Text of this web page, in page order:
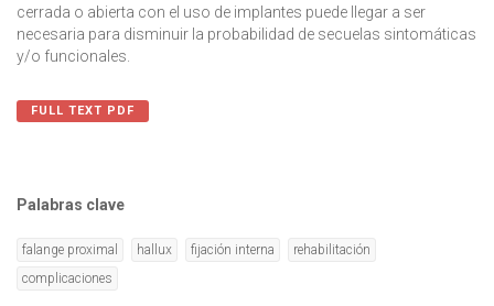
cerrada o abierta con el uso de implantes puede llegar a ser
necesaria para disminuir la probabilidad de secuelas sintomáticas
y/o funcionales.
FULL TEXT PDF
Palabras clave
falange proximal hallux fijación interna
rehabilitación
complicaciones